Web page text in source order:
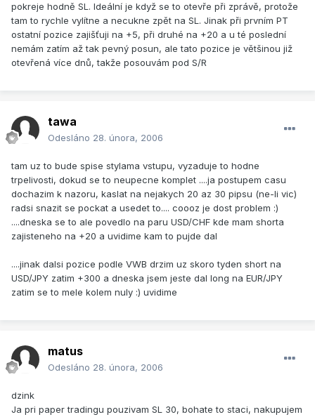
pokreje hodně SL. Ideální je když se to otevře při zprávě, protože
tam to rychle vylítne a necukne zpět na SL. Jinak při prvním PT
ostatní pozice zajišťuji na +5, při druhé na +20 a u té poslední
nemám zatím až tak pevný posun, ale tato pozice je většinou již
otevřená více dnů, takže posouvám pod S/R
tawa
Odesláno 28. února, 2006
tam uz to bude spise stylama vstupu, vyzaduje to hodne
trpelivosti, dokud se to neupecne komplet ....ja postupem casu
dochazim k nazoru, kaslat na nejakych 20 az 30 pipsu (ne-li vic)
radsi snazit se pockat a usedet to.... coooz je dost problem :)
....dneska se to ale povedlo na paru USD/CHF kde mam shorta
zajisteneho na +20 a uvidime kam to pujde dal
....jinak dalsi pozice podle VWB drzim uz skoro tyden short na
USD/JPY zatim +300 a dneska jsem jeste dal long na EUR/JPY
zatim se to mele kolem nuly :) uvidime
matus
Odesláno 28. února, 2006
dzink
Ja pri paper tradingu pouzivam SL 30, bohate to staci, nakupujem